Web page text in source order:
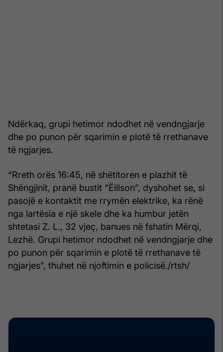
Ndërkaq, grupi hetimor ndodhet në vendngjarje
dhe po punon për sqarimin e plotë të rrethanave
të ngjarjes.
“Rreth orës 16:45, në shëtitoren e plazhit të
Shëngjinit, pranë bustit “Ëillson”, dyshohet se, si
pasojë e kontaktit me rrymën elektrike, ka rënë
nga lartësia e një skele dhe ka humbur jetën
shtetasi Z. L., 32 vjeç, banues në fshatin Mërqi,
Lezhë. Grupi hetimor ndodhet në vendngjarje dhe
po punon për sqarimin e plotë të rrethanave të
ngjarjes”, thuhet në njoftimin e policisë./rtsh/